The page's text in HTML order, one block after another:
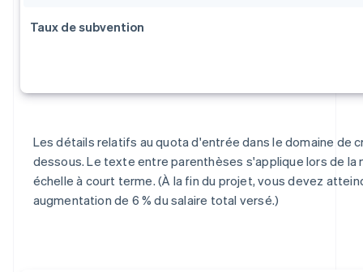
Taux de subvention
Les détails relatifs au quota d'entrée dans le domaine de
dessous. Le texte entre parenthèses s'applique lors de
échelle à court terme. (À la fin du projet, vous devez
augmentation de 6 % du salaire total versé.)